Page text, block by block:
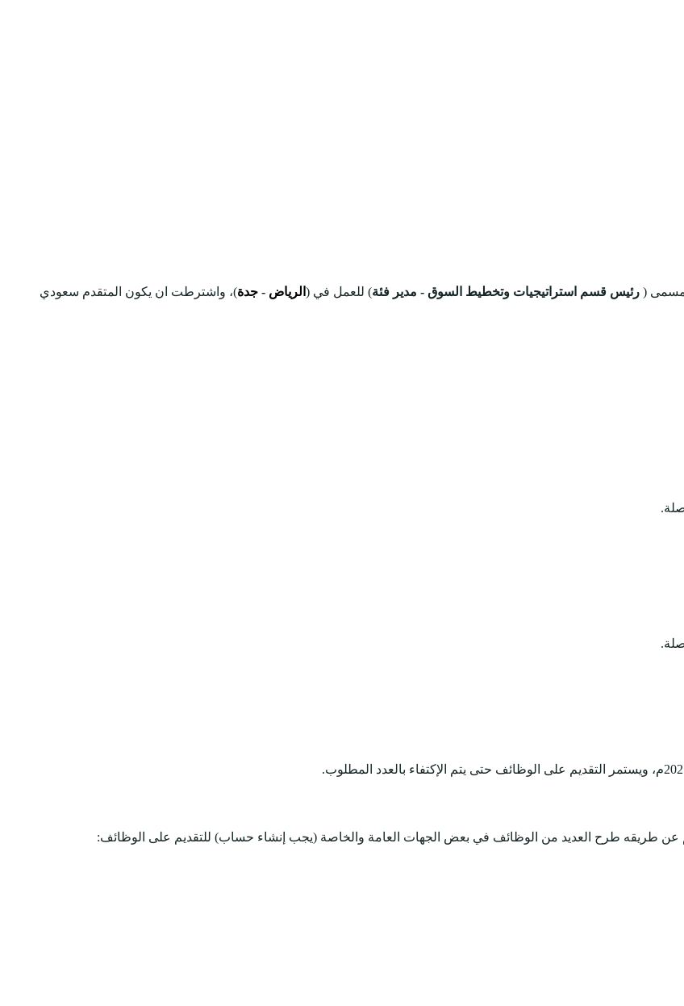
( رئيس قسم استراتيجيات وتخطيط السوق - مدير فئة) للعمل في ( الرياض - جدة)، واشترطت ان يكون المتقدم سعودي
عن طريقه طرح العديد من الوظائف في بعض الجهات العامة والخاصة (يجب إنشاء حساب) للتقديم على الوظائف: